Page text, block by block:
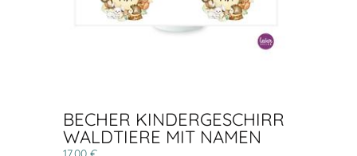
BECHER KINDERGESCHIRR
WALDTIERE MIT NAMEN